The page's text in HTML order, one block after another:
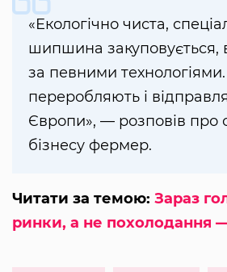
«Екологічно чиста,
шипшина закуповується,
за певними технологіями.
переробляють і
Європи», — розповів про
бізнесу фермер.
Читати за темою: Зараз
ринки, а не похолодання